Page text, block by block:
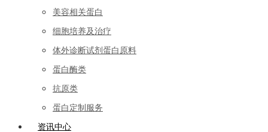
美容相关蛋白
细胞培养及治疗
体外诊断试剂蛋白原料
蛋白酶类
抗原类
蛋白定制服务
资讯中心